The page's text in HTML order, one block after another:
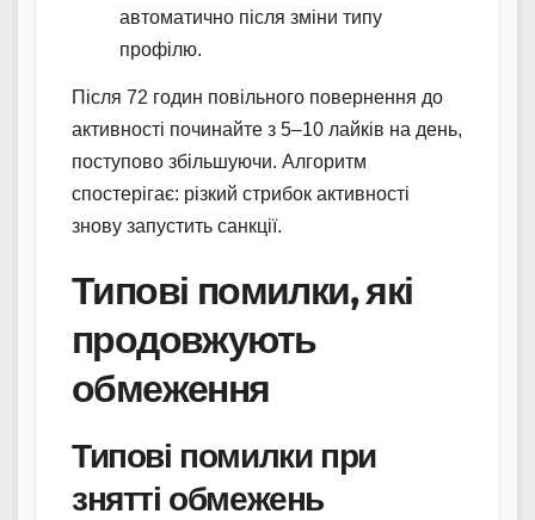
автоматично після зміни типу
профілю.
Після 72 годин повільного повернення до
активності починайте з 5–10 лайків на день,
поступово збільшуючи. Алгоритм
спостерігає: різкий стрибок активності
знову запустить санкції.
Типові помилки, які
продовжують
обмеження
Типові помилки при
знятті обмежень